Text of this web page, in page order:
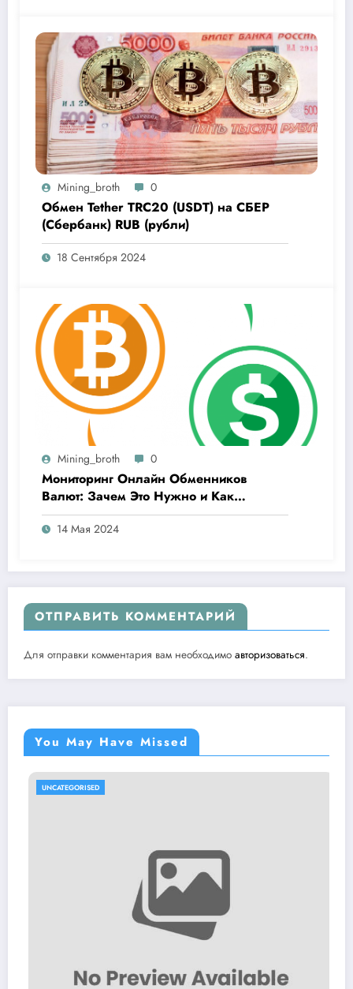
Mining_broth 0
Обмен Tether TRC20 (USDT) на СБЕР
(Сбербанк) RUB (рубли)
18 Сентября 2024
Mining_broth 0
Мониторинг Онлайн Обменников
Валют: Зачем Это Нужно и Как
Выбрать Лучший Сервис
14 Мая 2024
ОТПРАВИТЬ КОММЕНТАРИЙ
Для отправки комментария вам необходимо авторизоваться.
You May Have Missed
UNCATEGORISED